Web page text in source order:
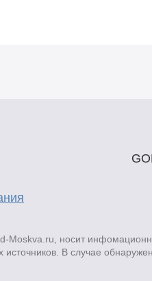
носит
В случае